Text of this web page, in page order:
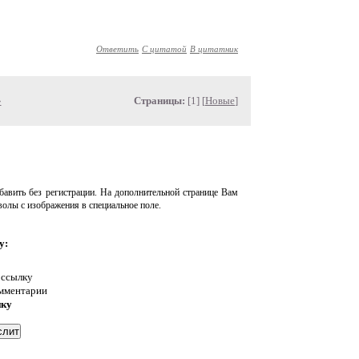
Ответить С цитатой В цитатник
Страницы: [1] [Новые]
без регистрации. На дополнительной странице Вам
с изображения в специальное поле.